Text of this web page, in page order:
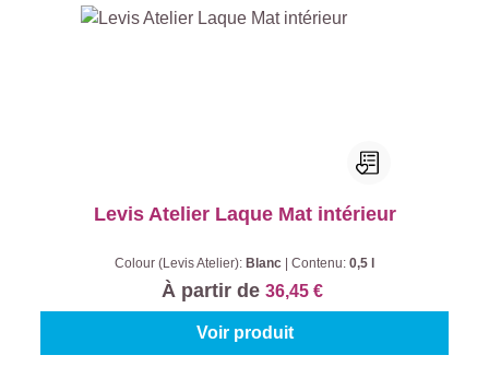
Levis Atelier Laque Mat intérieur
Colour (Levis Atelier): Blanc Contenu: 0,5 l
À partir de 36,45 €
Voir produit